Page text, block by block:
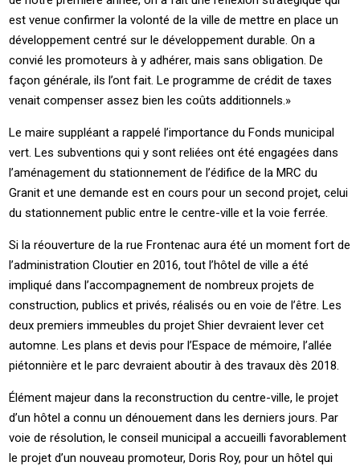
est venue confirmer la volonté de la ville de mettre en place un
développement centré sur le développement durable. On a
convié les promoteurs à y adhérer, mais sans obligation. De
façon générale, ils l’ont fait. Le programme de crédit de taxes
venait compenser assez bien les coûts additionnels.»
Le maire suppléant a rappelé l’importance du Fonds municipal
vert. Les subventions qui y sont reliées ont été engagées dans
l’aménagement du stationnement de l’édifice de la MRC du
Granit et une demande est en cours pour un second projet, celui
du stationnement public entre le centre-ville et la voie ferrée.
Si la réouverture de la rue Frontenac aura été un moment fort de
l’administration Cloutier en 2016, tout l’hôtel de ville a été
impliqué dans l’accompagnement de nombreux projets de
construction, publics et privés, réalisés ou en voie de l’être. Les
deux premiers immeubles du projet Shier devraient lever cet
automne. Les plans et devis pour l’Espace de mémoire, l’allée
piétonnière et le parc devraient aboutir à des travaux dès 2018.
Élément majeur dans la reconstruction du centre-ville, le projet
d’un hôtel a connu un dénouement dans les derniers jours. Par
voie de résolution, le conseil municipal a accueilli favorablement
le projet d’un nouveau promoteur, Doris Roy, pour un hôtel qui